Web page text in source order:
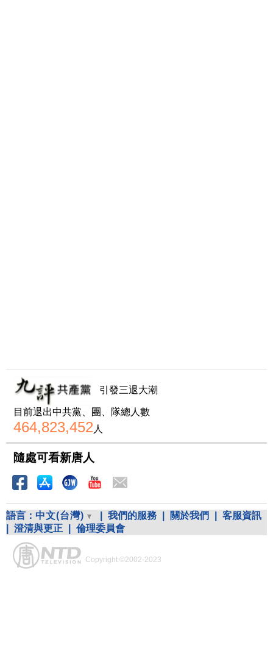
引發三退大潮
目前退出中共黨、團、隊總人數
464,823,452 人
隨處可看新唐人
語言： 中文(台灣) 我們的服務 關於我們
客服資訊
澄清與更正 倫理委員會
Copyright ©2002-2023